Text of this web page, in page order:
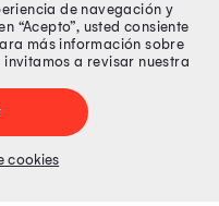
Todos los derechos
Precios online publicados
de navegación y
“Acepto”, usted consiente
más información sobre
a revisar nuestra
cookies